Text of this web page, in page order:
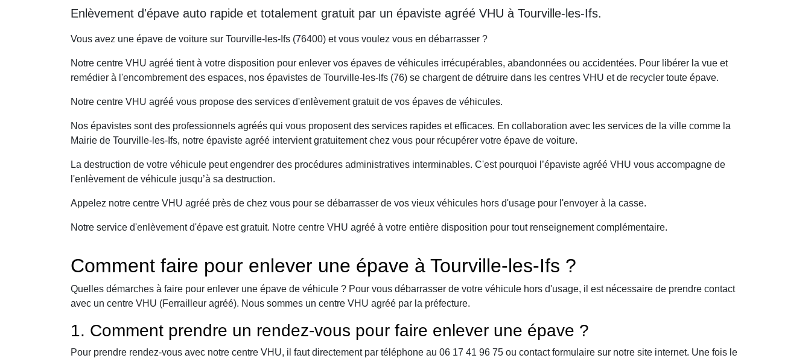
Enlèvement d'épave auto rapide et totalement gratuit par un épaviste agréé VHU à Tourville-les-Ifs.
Vous avez une épave de voiture sur Tourville-les-Ifs (76400) et vous voulez vous en débarrasser ?
Notre centre VHU agréé tient à votre disposition pour enlever vos épaves de véhicules irrécupérables, abandonnées ou accidentées. Pour libérer la vue et
remédier à l'encombrement des espaces, nos épavistes de Tourville-les-Ifs (76) se chargent de détruire dans les centres VHU et de recycler toute épave.
Notre centre VHU agréé vous propose des services d'enlèvement gratuit de vos épaves de véhicules.
Nos épavistes sont des professionnels agréés qui vous proposent des services rapides et efficaces. En collaboration avec les services de la ville comme la
Mairie de Tourville-les-Ifs, notre épaviste agréé intervient gratuitement chez vous pour récupérer votre épave de voiture.
La destruction de votre véhicule peut engendrer des procédures administratives interminables. C'est pourquoi l’épaviste agréé VHU vous accompagne de
l'enlèvement de véhicule jusqu’à sa destruction.
Appelez notre centre VHU agréé près de chez vous pour se débarrasser de vos vieux véhicules hors d'usage pour l'envoyer à la casse.
Notre service d'enlèvement d'épave est gratuit. Notre centre VHU agréé à votre entière disposition pour tout renseignement complémentaire.
Comment faire pour enlever une épave à Tourville-les-Ifs ?
Quelles démarches à faire pour enlever une épave de véhicule ? Pour vous débarrasser de votre véhicule hors d'usage, il est nécessaire de prendre contact
avec un centre VHU (Ferrailleur agréé). Nous sommes un centre VHU agréé par la préfecture.
1. Comment prendre un rendez-vous pour faire enlever une épave ?
Pour prendre rendez-vous avec notre centre VHU, il faut directement par téléphone au 06 17 41 96 75 ou contact formulaire sur notre site internet. Une fois le